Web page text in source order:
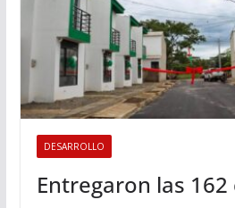
DESARROLLO
Entregaron las 162